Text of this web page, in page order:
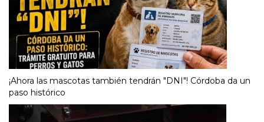
¡Ahora las mascotas también tendrán "DNI"! Córdoba da un
paso histórico